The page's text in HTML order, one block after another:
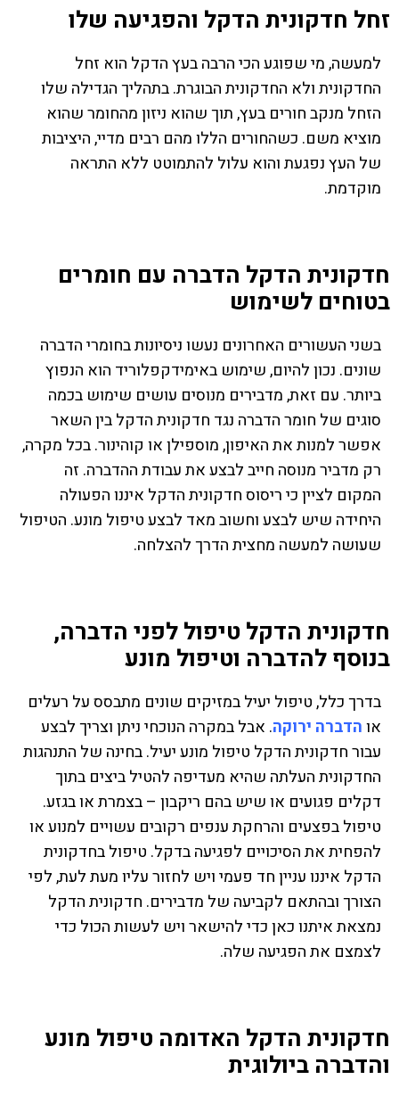
זחל חדקונית הדקל והפגיעה שלו
למעשה, מי שפוגע הכי הרבה בעץ הדקל הוא זחל
החדקונית ולא החדקונית הבוגרת. בתהליך הגדילה שלו
הזחל מנקב חורים בעץ, תוך שהוא ניזון מהחומר שהוא
מוציא משם. כשהחורים הללו מהם רבים מדיי, היציבות
של העץ נפגעת והוא עלול להתמוטט ללא התראה
מוקדמת.
חדקונית הדקל הדברה עם חומרים
בטוחים לשימוש
בשני העשורים האחרונים נעשו ניסיונות בחומרי הדברה
שונים. נכון להיום, שימוש באימידקפלוריד הוא הנפוץ
ביותר. עם זאת, מדבירים מנוסים עושים שימוש בכמה
סוגים של חומר הדברה נגד חדקונית הדקל בין השאר
אפשר למנות את האיפון, מוספילן או קוהינור. בכל מקרה,
רק מדביר מנוסה חייב לבצע את עבודת ההדברה. זה
המקום לציין כי ריסוס חדקונית הדקל איננו הפעולה
היחידה שיש לבצע וחשוב מאד לבצע טיפול מונע. הטיפול
שעושה למעשה מחצית הדרך להצלחה.
חדקונית הדקל טיפול לפני הדברה,
בנוסף להדברה וטיפול מונע
בדרך כלל, טיפול יעיל במזיקים שונים מתבסס על רעלים
אוהדברה ירוקה. אבל במקרה הנוכחי ניתן וצריך לבצע
עבור חדקונית הדקל טיפול מונע יעיל. בחינה של התנהגות
החדקונית העלתה שהיא מעדיפה להטיל ביצים בתוך
דקלים פגועים או שיש בהם ריקבון – בצמרת או בגזע.
טיפול בפצעים והרחקת ענפים רקובים עשויים למנוע או
להפחית את הסיכויים לפגיעה בדקל. טיפול בחדקונית
הדקל איננו עניין חד פעמי ויש לחזור עליו מעת לעת, לפי
הצורך ובהתאם לקביעה של מדבירים. חדקונית הדקל
נמצאת איתנו כאן כדי להישאר ויש לעשות הכול כדי
לצמצם את הפגיעה שלה.
חדקונית הדקל האדומה טיפול מונע
והדברה ביולוגית